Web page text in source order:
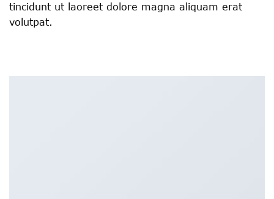
tincidunt ut laoreet dolore magna aliquam erat
volutpat.